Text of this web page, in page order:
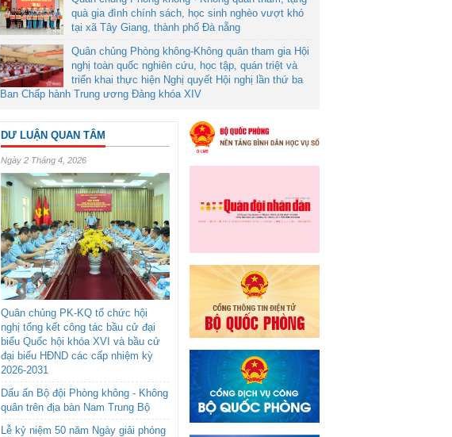
quà gia đình chính sách, học sinh nghèo vượt khó
tại xã Tây Giang, thành phố Đà nẵng
Quân chủng Phòng không-Không quân tham gia Hội
nghị toàn quốc nghiên cứu, học tập, quán triệt và
triển khai thực hiện Nghị quyết Hội nghị lần thứ ba
Ban Chấp hành Trung ương Đảng khóa XIV
DƯ LUẬN QUAN TÂM
Ngày 2 Tháng 4, 2026
Quân chủng PK-KQ tổ chức hội
nghị tổng kết công tác bầu cử đại
biểu Quốc hội khóa XVI và bầu cử
đại biểu HĐND các cấp nhiệm kỳ
2026-2031
Dấu ấn Bộ đội Phòng không - Không
quân trên địa bàn Nam Trung Bộ
Lễ kỷ niệm 50 năm Ngày giải phóng